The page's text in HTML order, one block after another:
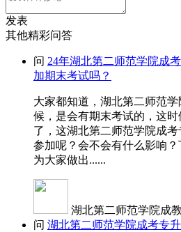
发表
其他精彩问答
问 24年湖北第二师范学院成
加期末考试吗？
大家都知道，湖北第二师范
候，是会有期末考试的，这
了，这湖北第二师范学院成
参加呢？会不会有什么影响？
为大家做出......
湖北第二师范学院成
问 湖北第二师范学院成考专